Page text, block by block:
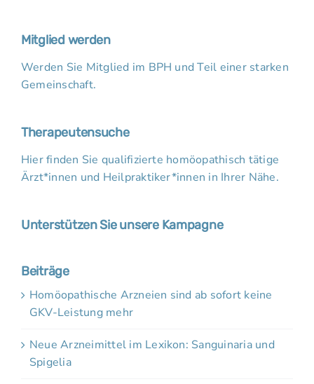
Mitglied werden
Werden Sie Mitglied im BPH und Teil einer starken
Gemeinschaft.
Therapeutensuche
Hier finden Sie qualifizierte homöopathisch tätige
Ärzt*innen und Heilpraktiker*innen in Ihrer Nähe.
Unterstützen Sie unsere Kampagne
Beiträge
Homöopathische Arzneien sind ab sofort keine
GKV-Leistung mehr
Neue Arzneimittel im Lexikon: Sanguinaria und
Spigelia